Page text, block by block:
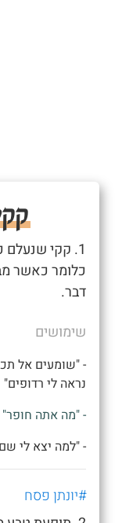
1. קקי
כלומר כאשר
דבר.
שימושים
- "שומעים אל
נראה לי רדופים"
- "מה אתה חופר"
- "למה יצא לי
#יונתן פסח